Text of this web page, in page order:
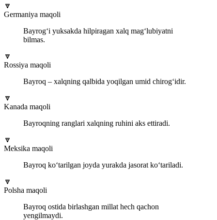
🔽
Germaniya maqoli
Bayrog‘i yuksakda hilpiragan xalq mag‘lubiyatni
bilmas.
🔽
Rossiya maqoli
Bayroq – xalqning qalbida yoqilgan umid chirog‘idir.
🔽
Kanada maqoli
Bayroqning ranglari xalqning ruhini aks ettiradi.
🔽
Meksika maqoli
Bayroq ko‘tarilgan joyda yurakda jasorat ko‘tariladi.
🔽
Polsha maqoli
Bayroq ostida birlashgan millat hech qachon
yengilmaydi.